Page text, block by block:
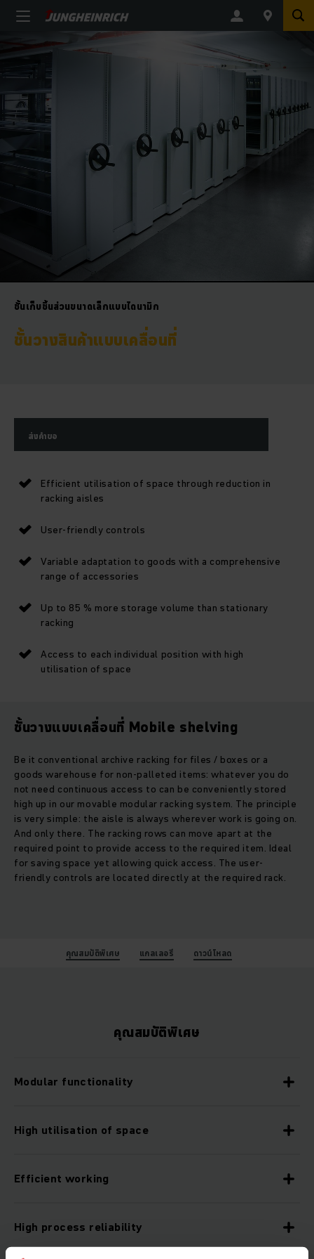
ชั้นเก็บชิ้นส่วนขนาดเล็กแบบไดนามิก
ชั้นวางสินค้าแบบเคลื่อนที่
ส่งคำขอ
Efficient utilisation of space through reduction in
racking aisles
User-friendly controls
Variable adaptation to goods with a comprehensive
range of accessories
Up to 85 % more storage volume than stationary
racking
Access to each individual position with high
utilisation of space
ชั้นวางแบบเคลื่อนที่ Mobile shelving
Be it conventional archive racking for files / boxes or a
goods warehouse for non-palleted items: whatever you do
not need continuous access to can be conveniently stored
high up in our movable modular racking system. The principle
is very simple: the aisle is always wherever work is going on.
And only there. The racking rows can move apart at the
required point to provide access to the required item. Ideal
for saving space yet allowing quick access. The user-
friendly controls are located directly at the required rack.
คุณสมบัติพิเศษ แกลเลอรี ดาวน์โหลด
คุณสมบัติพิเศษ
Modular functionality
High utilisation of space
Efficient working
High process reliability